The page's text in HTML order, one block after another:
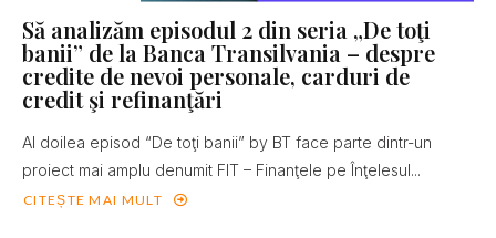
Să analizăm episodul 2 din seria „De toţi
banii” de la Banca Transilvania – despre
credite de nevoi personale, carduri de
credit şi refinanţări
Al doilea episod “De toţi banii” by BT face parte dintr-un
proiect mai amplu denumit FIT – Finanţele pe Înţelesul...
CITEȘTE MAI MULT